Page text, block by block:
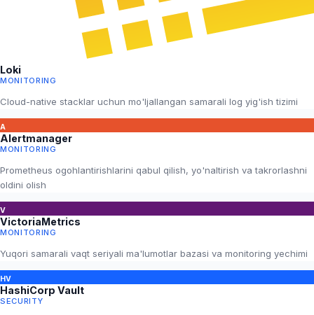
Loki
MONITORING
Cloud-native stacklar uchun mo'ljallangan samarali log yig'ish tizimi
A
Alertmanager
MONITORING
Prometheus ogohlantirishlarini qabul qilish, yo'naltirish va takrorlashni
oldini olish
V
VictoriaMetrics
MONITORING
Yuqori samarali vaqt seriyali ma'lumotlar bazasi va monitoring yechimi
HV
HashiCorp Vault
SECURITY